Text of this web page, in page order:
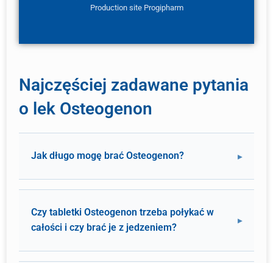
Production site Progipharm
Najczęściej zadawane pytania
o lek Osteogenon
Jak długo mogę brać Osteogenon?
Czy tabletki Osteogenon trzeba połykać w
całości i czy brać je z jedzeniem?